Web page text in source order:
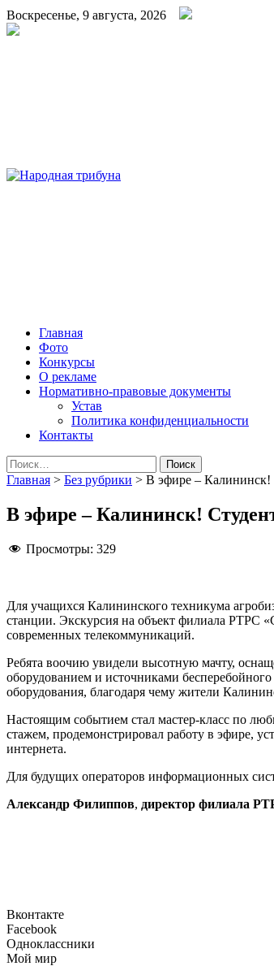
Воскресенье, 9 августа, 2026
Народная трибуна
Калининская районная газета
Главная
Фото
Конкурсы
О рекламе
Нормативно-правовые документы
Устав
Политика конфиденциальности
Контакты
Найти:
Главная > Без рубрики > В эфире – Калининск!
В эфире – Калининск!
Просмотры: 329
Для учащихся Калининского техникума
станции. Экскурсия на объект филиала РТРС
современных телекоммуникаций.
Ребята воочию увидели высотную мачту,
оборудованием и источниками
оборудования, благодаря чему жители
Настоящим событием стал мастер-класс по
стажем, продемонстрировал работу в эфире,
интернета.
Для будущих операторов информационных
Александр Филиппов, директор филиала
Вконтакте
Facebook
Одноклассники
Мой мир